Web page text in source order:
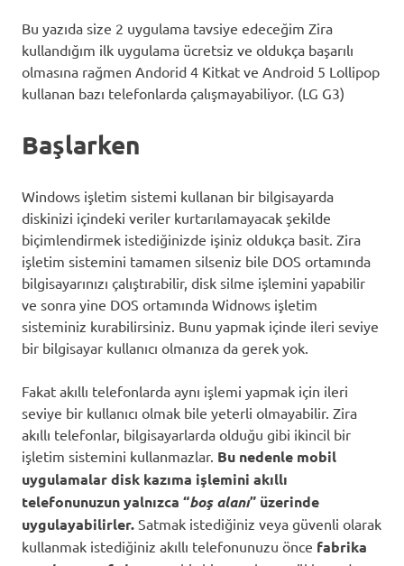
Bu yazıda size 2 uygulama tavsiye edeceğim Zira
kullandığım ilk uygulama ücretsiz ve oldukça başarılı
olmasına rağmen Andorid 4 Kitkat ve Android 5 Lollipop
kullanan bazı telefonlarda çalışmayabiliyor. (LG G3)
Başlarken
Windows işletim sistemi kullanan bir bilgisayarda
diskinizi içindeki veriler kurtarılamayacak şekilde
biçimlendirmek istediğinizde işiniz oldukça basit. Zira
işletim sistemini tamamen silseniz bile DOS ortamında
bilgisayarınızı çalıştırabilir, disk silme işlemini yapabilir
ve sonra yine DOS ortamında Widnows işletim
sisteminiz kurabilirsiniz. Bunu yapmak içinde ileri seviye
bir bilgisayar kullanıcı olmanıza da gerek yok.
Fakat akıllı telefonlarda aynı işlemi yapmak için ileri
seviye bir kullanıcı olmak bile yeterli olmayabilir. Zira
akıllı telefonlar, bilgisayarlarda olduğu gibi ikincil bir
işletim sistemini kullanmazlar. Bu nedenle mobil
uygulamalar disk kazıma işlemini akıllı
telefonunuzun yalnızca “boş alanı” üzerinde
uygulayabilirler. Satmak istediğiniz veya güvenli olarak
kullanmak istediğiniz akıllı telefonunuzu önce fabrika